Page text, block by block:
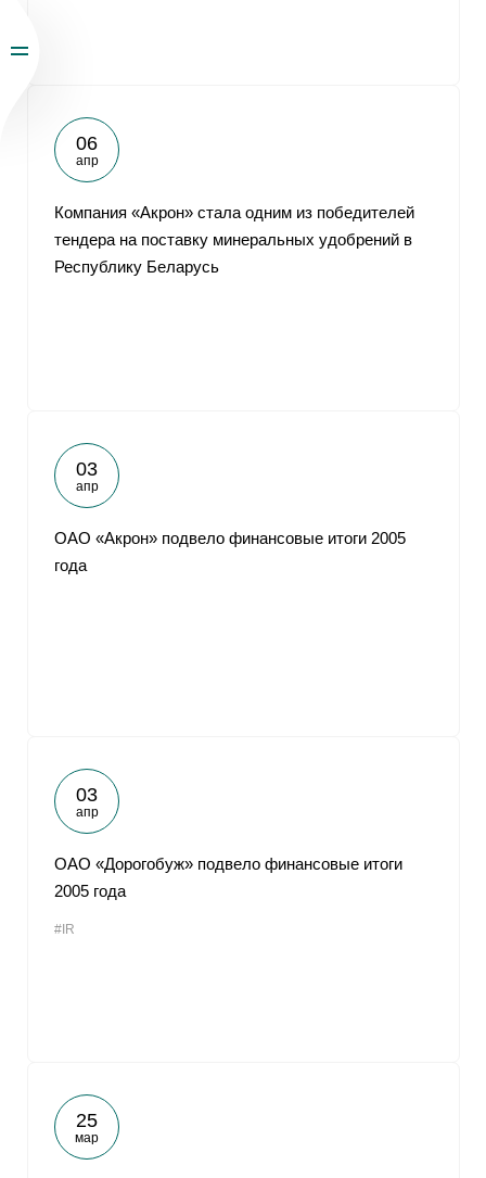
06
апр
Компания «Акрон» стала одним из победителей
тендера на поставку минеральных удобрений в
Республику Беларусь
03
апр
ОАО «Акрон» подвело финансовые итоги 2005
года
03
апр
ОАО «Дорогобуж» подвело финансовые итоги
2005 года
#IR
25
мар